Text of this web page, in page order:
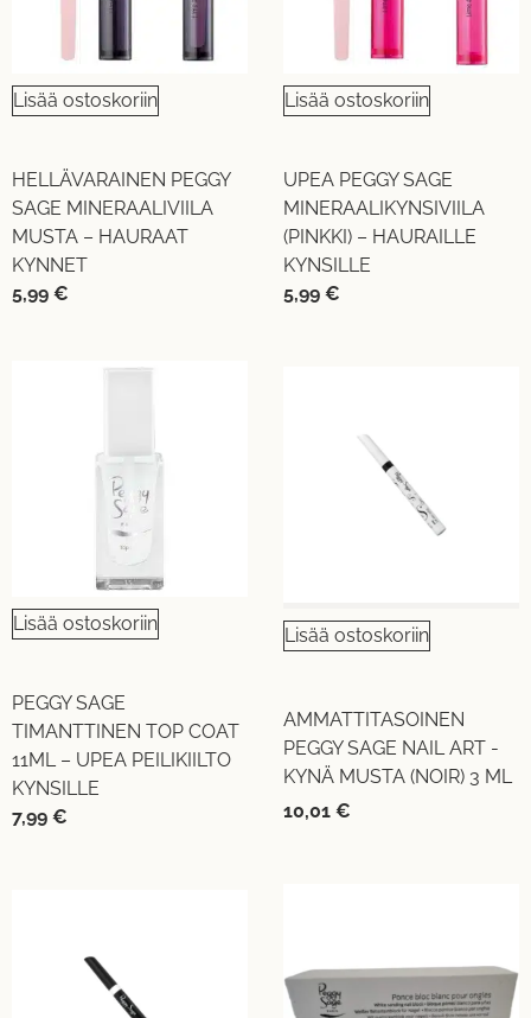
Lisää ostoskoriin
HELLÄVARAINEN PEGGY
SAGE MINERAALIVIILA
MUSTA – HAURAAT
KYNNET
5,99 €
Lisää ostoskoriin
UPEA PEGGY SAGE
MINERAALIKYNSIVIILA
(PINKKI) – HAURAILLE
KYNSILLE
5,99 €
Lisää ostoskoriin
PEGGY SAGE
TIMANTTINEN TOP COAT
11ML – UPEA PEILIKIILTO
KYNSILLE
7,99 €
Lisää ostoskoriin
AMMATTITASOINEN
PEGGY SAGE NAIL ART -
KYNÄ MUSTA (NOIR) 3 ML
10,01 €